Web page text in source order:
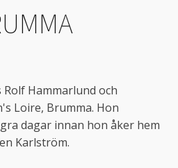
Hammarlund och
Loire, Brumma. Hon
dagar innan hon åker hem
Karlström.